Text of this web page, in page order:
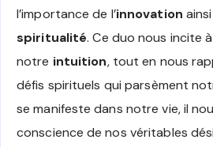
l’importance de l’innovation
spiritualité. Ce duo nous incite
notre intuition, tout en nous
défis spirituels qui parsèment
se manifeste dans notre vie, il
conscience de nos véritables